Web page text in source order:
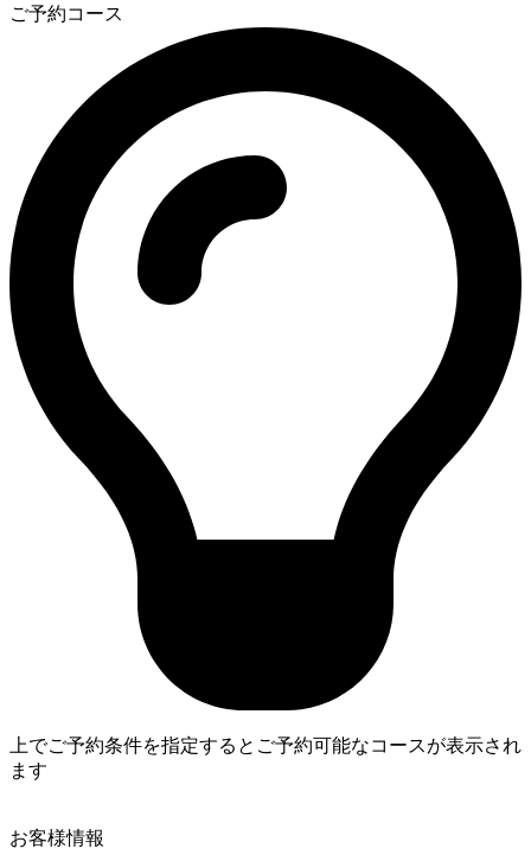
ご予約コース
上でご予約条件を指定するとご予約可能なコースが表示され
ます
お客様情報